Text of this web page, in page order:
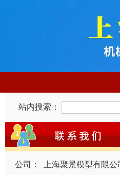
站内搜索：
公司：
上海聚景模型有限公